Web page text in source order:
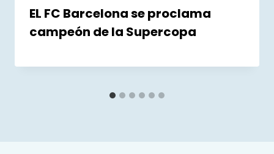
EL FC Barcelona se proclama
campeón de la Supercopa